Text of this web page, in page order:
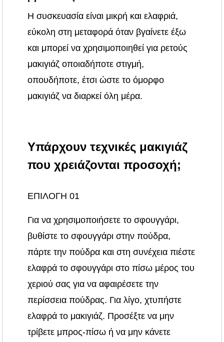
Η συσκευασία είναι μικρή και ελαφριά,
εύκολη στη μεταφορά όταν βγαίνετε έξω
και μπορεί να χρησιμοποιηθεί για ρετούς
μακιγιάζ οποιαδήποτε στιγμή,
οπουδήποτε, έτσι ώστε το όμορφο
μακιγιάζ να διαρκεί όλη μέρα.
Υπάρχουν τεχνικές μακιγιάζ
που χρειάζονται προσοχή;
ΕΠΙΛΟΓΗ 01
Για να χρησιμοποιήσετε το σφουγγάρι,
βυθίστε το σφουγγάρι στην πούδρα,
πάρτε την πούδρα και στη συνέχεια πιέστε
ελαφρά το σφουγγάρι στο πίσω μέρος του
χεριού σας για να αφαιρέσετε την
περίσσεια πούδρας. Για λίγο, χτυπήστε
ελαφρά το μακιγιάζ. Προσέξτε να μην
τρίβετε μπρος-πίσω ή να μην κάνετε